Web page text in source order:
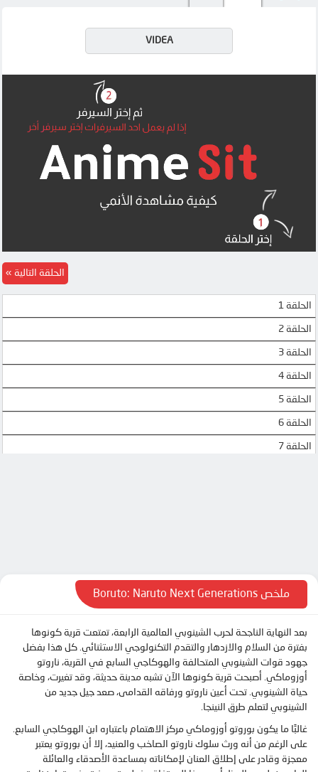
VIDEA
الحلقة 1
الحلقة 2
الحلقة 3
الحلقة 4
الحلقة 5
الحلقة 6
الحلقة 7
الحلقة 13
الحلقة 14
الحلقة 15
الحلقة 17
الحلقة 18
الحلقة 19
الحلقة 20
الحلقة التالية
ملخص Boruto: Naruto Next Generations
بعد النهاية الناجحة لحرب الشينوبي العالمية الرابعة، تمتعت قرية كونوها
بفترة من السلام والازدهار والتقدم التكنولوجي الاستثنائي. كل هذا بفضل
جهود قوات الشينوبي المتحالفة والهوكاجي السابع في القرية، ناروتو
أوزوماكي. أصبحت قرية كونوها الآن تشبه مدينة حديثة، وقد تغيرت، وخاصة
حياة الشينوبي. تحت أعين ناروتو ورفاقه القدامى، صعد جيل جديد من
الشينوبي لتعلم طرق النينجا.
غالبًا ما يكون بوروتو أوزوماكي مركز الاهتمام باعتباره ابن الهوكاجي السابع.
على الرغم من أنه ورث سلوك ناروتو الصاخب والعنيد، إلا أن بوروتو يعتبر
معجزة وقادر على إطلاق العنان لإمكاناته بمساعدة الأصدقاء والعائلة